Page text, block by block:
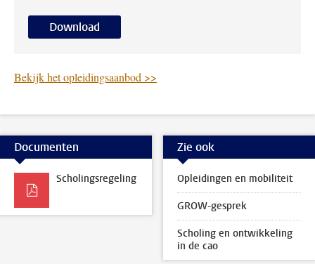
Download
Bekijk het opleidingsaanbod >>
Documenten
Scholingsregeling
Zie ook
Opleidingen en mobiliteit
GROW-gesprek
Scholing en ontwikkeling
in de cao